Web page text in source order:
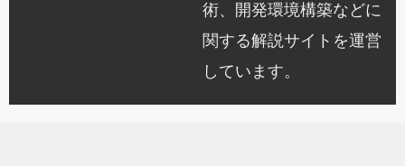
術、開発環境構築などに
関する解説サイトを運営
しています。